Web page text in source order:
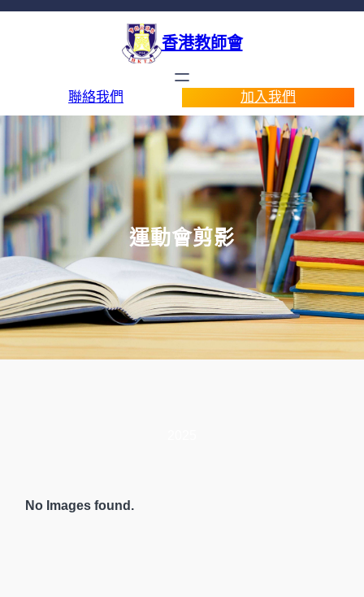
香港教師會
聯絡我們 加入我們
運動會剪影
No Images found.